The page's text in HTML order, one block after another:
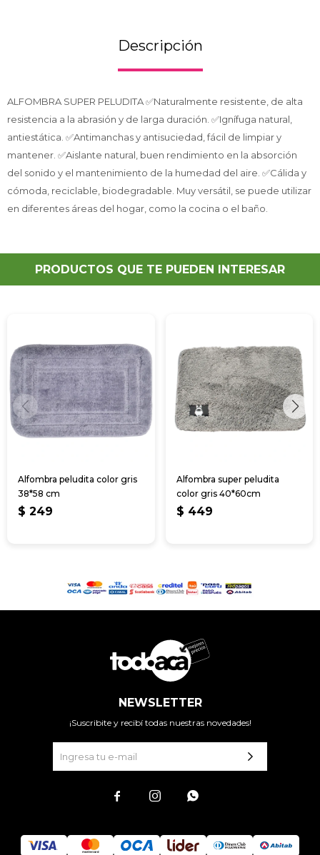
Descripción
ALFOMBRA SUPER PELUDITA ✅Naturalmente resistente, de alta
resistencia a la abrasión y de larga duración. ✅Ignífuga natural,
antiestática. ✅Antimanchas y antisuciedad, fácil de limpiar y
mantener. ✅Aislante natural, buen rendimiento en la absorción
del sonido y el mantenimiento de la humedad del aire. ✅Cálida y
cómoda, reciclable, biodegradable. Muy versátil, se puede utilizar
en diferentes áreas del hogar, como la cocina o el baño.
PRODUCTOS QUE TE PUEDEN INTERESAR
Alfombra peludita color gris
38*58 cm
$ 249
Alfombra super peludita
color gris 40*60cm
$ 449
NEWSLETTER
¡Suscribite y recibí todas nuestras novedades!
  